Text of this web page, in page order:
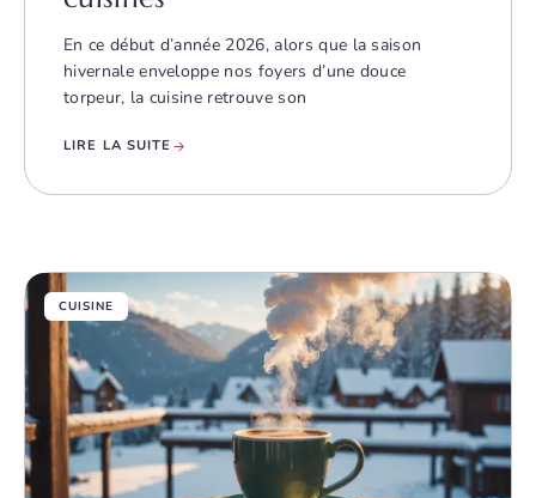
En ce début d’année 2026, alors que la saison
hivernale enveloppe nos foyers d’une douce
torpeur, la cuisine retrouve son
LIRE LA SUITE
CUISINE